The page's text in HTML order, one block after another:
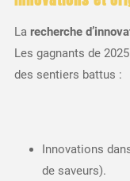
La recherche
Les gagnants de
des sentiers battus :
Innovations
de saveurs).